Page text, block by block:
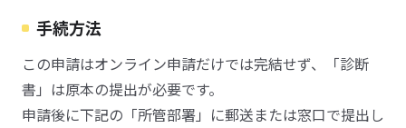
手続方法
この申請はオンライン申請だけでは完結せず、「診断
書」は原本の提出が必要です。
申請後に下記の「所管部署」に郵送または窓口で提出し